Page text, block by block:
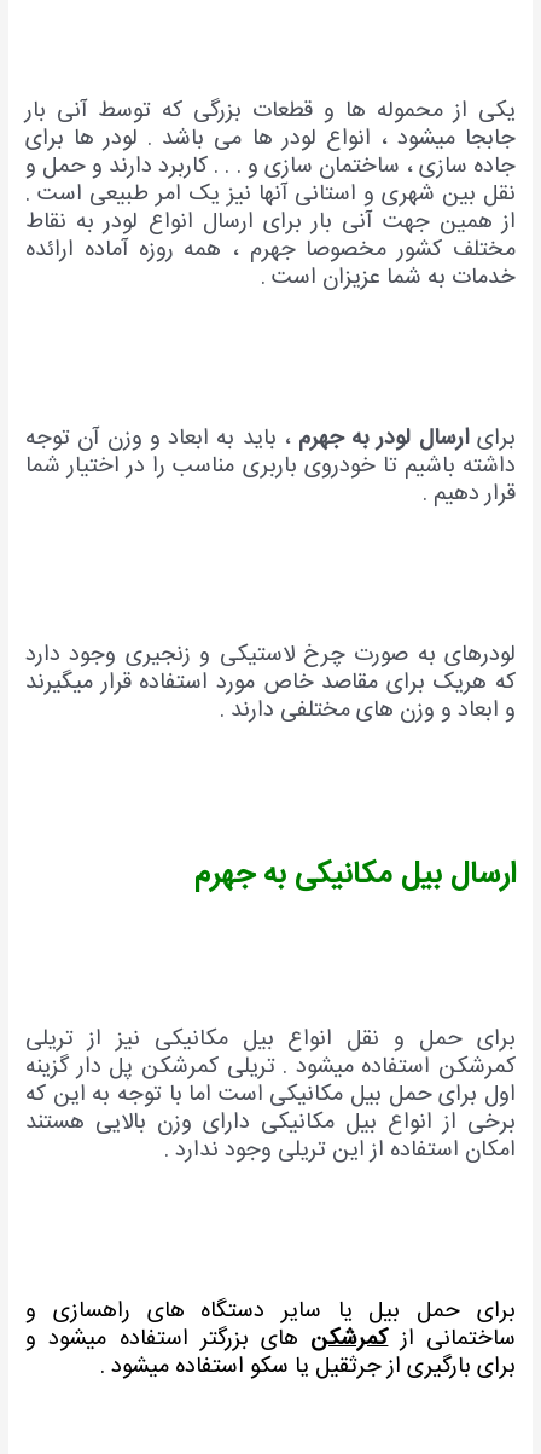
یکی از محموله ها و قطعات بزرگی که توسط آنی بار
جابجا میشود ، انواع لودر ها می باشد . لودر ها برای
جاده سازی ، ساختمان سازی و . . . کاربرد دارند و حمل و
نقل بین شهری و استانی آنها نیز یک امر طبیعی است .
از همین جهت آنی بار برای ارسال انواع لودر به نقاط
مختلف کشور مخصوصا جهرم ، همه روزه آماده ارائده
خدمات به شما عزیزان است .
برایارسال لودر به جهرم ، باید به ابعاد و وزن آن توجه
داشته باشیم تا خودروی باربری مناسب را در اختیار شما
قرار دهیم .
لودرهای به صورت چرخ لاستیکی و زنجیری وجود دارد
که هریک برای مقاصد خاص مورد استفاده قرار میگیرند
و ابعاد و وزن های مختلفی دارند .
ارسال بیل مکانیکی به جهرم
برای حمل و نقل انواع بیل مکانیکی نیز از تریلی
کمرشکن استفاده میشود . تریلی کمرشکن پل دار گزینه
اول برای حمل بیل مکانیکی است اما با توجه به این که
برخی از انواع بیل مکانیکی دارای وزن بالایی هستند
امکان استفاده از این تریلی وجود ندارد .
برای حمل بیل یا سایر دستگاه های راهسازی و
ساختمانی ازکمرشکن های بزرگتر استفاده میشود و
برای بارگیری از جرثقیل یا سکو استفاده میشود .